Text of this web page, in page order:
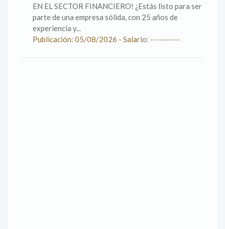
EN EL SECTOR FINANCIERO! ¿Estás listo para ser
parte de una empresa sólida, con 25 años de
experiencia y...
Publicación: 05/08/2026 - Salario: ----------